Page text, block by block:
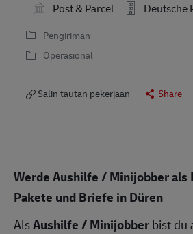
Post & Parcel
Deutsche
Pengiriman
Operasional
Salin tautan pekerjaan Share
Werde Aushilfe / Minijobber als
Pakete und Briefe in Düren
AlsAushilfe / Minijobberbist du